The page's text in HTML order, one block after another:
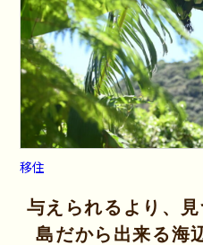
移住
与えられるより、
島だから出来る海